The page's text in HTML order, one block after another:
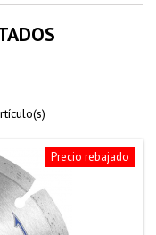
Precio rebajado